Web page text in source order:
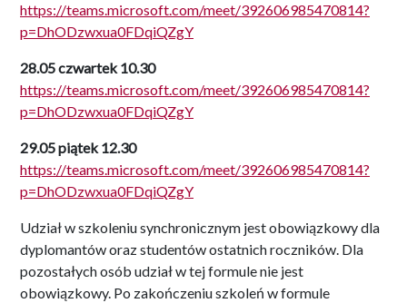
https://teams.microsoft.com/meet/392606985470814?
p=DhODzwxua0FDqiQZgY
28.05 czwartek 10.30
https://teams.microsoft.com/meet/392606985470814?
p=DhODzwxua0FDqiQZgY
29.05 piątek 12.30
https://teams.microsoft.com/meet/392606985470814?
p=DhODzwxua0FDqiQZgY
Udział w szkoleniu synchronicznym jest obowiązkowy dla
dyplomantów oraz studentów ostatnich roczników. Dla
pozostałych osób udział w tej formule nie jest
obowiązkowy. Po zakończeniu szkoleń w formule